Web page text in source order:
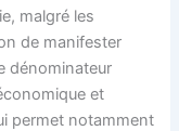
malgré les
de manifester
dénominateur
et
permet notamment